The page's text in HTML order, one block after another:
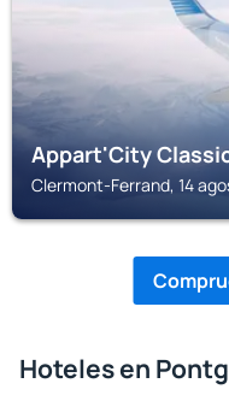
Appart'City
Clermont-Ferrand, 14
Hoteles en